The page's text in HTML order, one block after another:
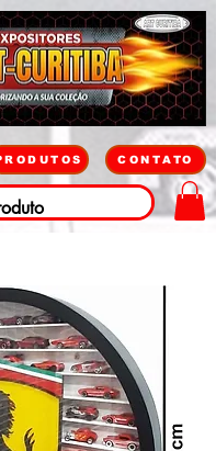
CONTATO